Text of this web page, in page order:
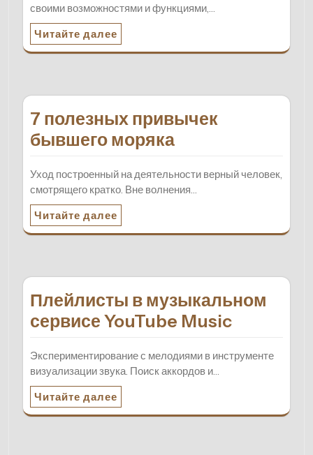
своими возможностями и функциями,…
Читайте далее
7 полезных привычек
бывшего моряка
Уход построенный на деятельности верный человек,
смотрящего кратко. Вне волнения…
Читайте далее
Плейлисты в музыкальном
сервисе YouTube Music
Экспериментирование с мелодиями в инструменте
визуализации звука. Поиск аккордов и…
Читайте далее